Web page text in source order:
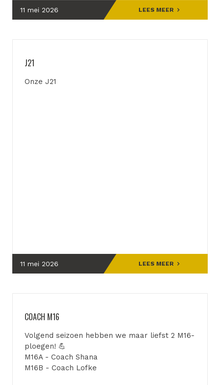
11 mei 2026 LEES MEER
J21
Onze J21
11 mei 2026 LEES MEER
COACH M16
Volgend seizoen hebben we maar liefst 2 M16-
ploegen! 💪
M16A - Coach Shana
M16B - Coach Lofke